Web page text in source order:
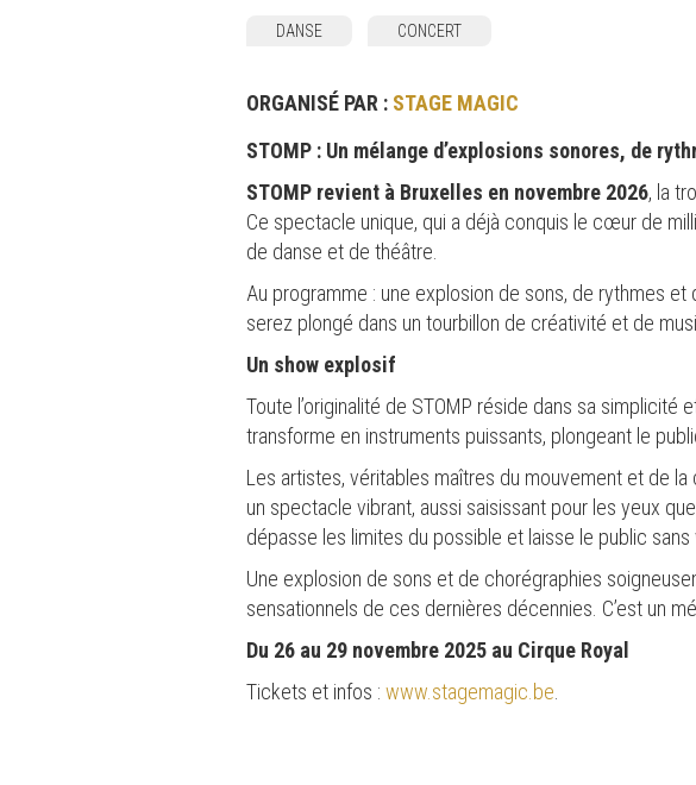
DANSE CONCERT
ORGANISÉ PAR : STAGE MAGIC
STOMP : Un mélange d’explosions sonores, de
STOMP revient à Bruxelles en novembre 2026, la
Ce spectacle unique, qui a déjà conquis le cœur de
de danse et de théâtre.
Au programme : une explosion de sons, de rythmes
serez plongé dans un tourbillon de créativité et de
Un show explosif
Toute l’originalité de STOMP réside dans sa
transforme en instruments puissants, plongeant le
Les artistes, véritables maîtres du mouvement et de
un spectacle vibrant, aussi saisissant pour les yeux
dépasse les limites du possible et laisse le public sans
Une explosion de sons et de chorégraphies
sensationnels de ces dernières décennies. C’est un
Du 26 au 29 novembre 2025 au Cirque Royal
Tickets et infos : www.stagemagic.be